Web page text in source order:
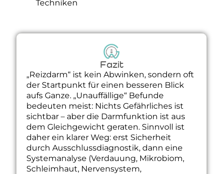
Techniken
Fazit
„Reizdarm“ ist kein Abwinken, sondern oft
der Startpunkt für einen besseren Blick
aufs Ganze. „Unauffällige“ Befunde
bedeuten meist: Nichts Gefährliches ist
sichtbar – aber die Darmfunktion ist aus
dem Gleichgewicht geraten. Sinnvoll ist
daher ein klarer Weg: erst Sicherheit
durch Ausschlussdiagnostik, dann eine
Systemanalyse (Verdauung, Mikrobiom,
Schleimhaut, Nervensystem,